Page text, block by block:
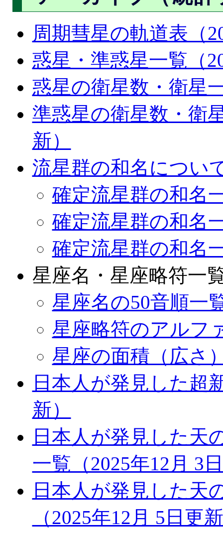
周期彗星の軌道表（
惑星・準惑星一覧（
惑星の衛星数・衛星
準惑星の衛星数・衛
新）
流星群の和名につい
確定流星群の和名
確定流星群の和名
確定流星群の和名
星座名・星座略符一
星座名の50音順一
星座略符のアルフ
星座の面積（広さ
日本人が発見した超
新）
日本人が発見した天
一覧（2025年12月 3
日本人が発見した天
（2025年12月 5日更